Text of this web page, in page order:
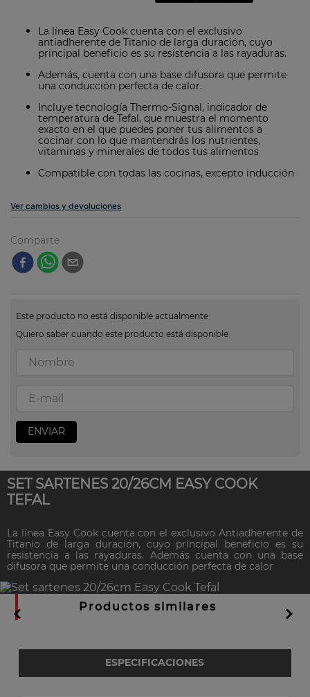
La línea Easy Cook cuenta con el exclusivo
antiadherente de Titanio de larga duración, cuyo
principal beneficio es su resistencia a las rayaduras.
Además, cuenta con una base difusora que permite
una conducción perfecta de calor.
Incluye tecnología Thermo-Signal, indicador de
temperatura de Tefal, que muestra el momento
exacto en el que puedes poner tus alimentos a
cocinar con lo que mantendrás los nutrientes,
vitaminas y minerales de todos tus alimentos
Compatible con todas las cocinas, excepto inducción
Ver cambios y devoluciones
Comparte
Este producto no está disponible actualmente
Quiero saber cuando este producto está disponible
ENVIAR
SET SARTENES 20/26CM EASY COOK
TEFAL
La línea Easy Cook cuenta con el exclusivo Antiadherente de
Titanio de larga duración, cuyo principal beneficio es su
resistencia a las rayaduras. Además cuenta con una base
difusora que permite una conducción perfecta de calor
Productos similares
ESPECIFICACIONES